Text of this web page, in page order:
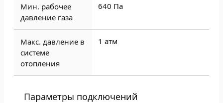
Мин. рабочее
давление газа
640 Па
Макс. давление в
системе
отопления
1 атм
Параметры подключений